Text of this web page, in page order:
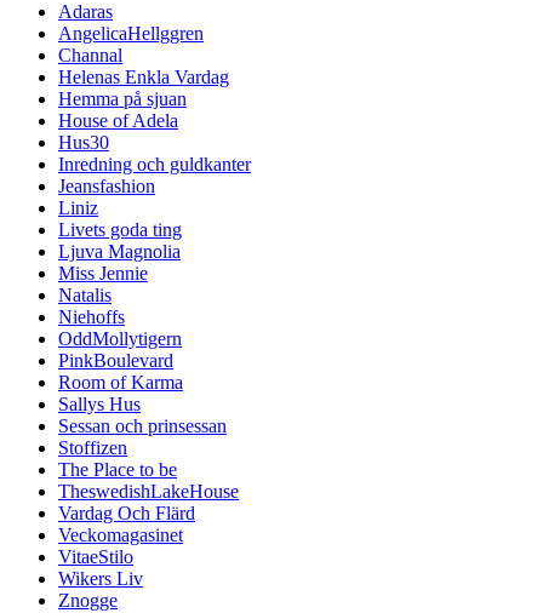
Adaras
AngelicaHellggren
Channal
Helenas Enkla Vardag
Hemma på sjuan
House of Adela
Hus30
Inredning och guldkanter
Jeansfashion
Liniz
Livets goda ting
Ljuva Magnolia
Miss Jennie
Natalis
Niehoffs
OddMollytigern
PinkBoulevard
Room of Karma
Sallys Hus
Sessan och prinsessan
Stoffizen
The Place to be
TheswedishLakeHouse
Vardag Och Flärd
Veckomagasinet
VitaeStilo
Wikers Liv
Znogge